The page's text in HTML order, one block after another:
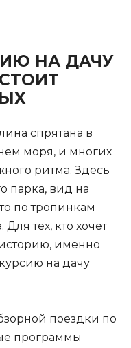
НА ДАЧУ
спрятана в
моря, и многих
ритма. Здесь
парка, вид на
по тропинкам
тех, кто хочет
именно
на дачу
поездки по
программы